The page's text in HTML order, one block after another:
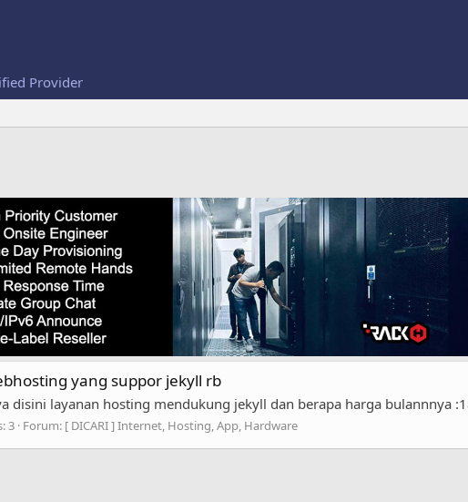
Provider
yang suppor jekyll rb
disini layanan hosting mendukung jekyll dan berapa harga bulannnya
3 Forum: [ DICARI ] Internet, Hosting, App, Hardware